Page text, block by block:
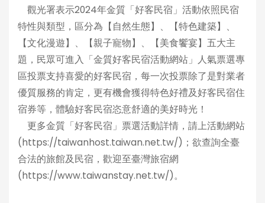
觀光署表示2024年金質「好客民宿」活動依照民宿
特性與類型，區分為【自然生態】、【特色建築】、
【文化漫遊】、【親子寵物】、【美食饗宴】五大主
題，民眾可進入「金質好客民宿活動網站」人氣票選專
區投票支持喜愛的好客民宿，每一次投票除了是對業者
優質服務的肯定，更有機會獲得特色好禮及好客民宿住
宿券等，體驗好客民宿恣意舒適的美好時光！
更多金質「好客民宿」票選活動詳情，請上活動網站
(https://taiwanhost.taiwan.net.tw/)；欲查詢全臺
合法的旅館及民宿，歡迎至臺灣旅宿網
(https://www.taiwanstay.net.tw/)。